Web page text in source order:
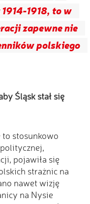
1918, to w
zapewne nie
polskiego
Śląsk stał się
to stosunkowo
pojawiła się
strażnic na
nawet wizję
na Nysie